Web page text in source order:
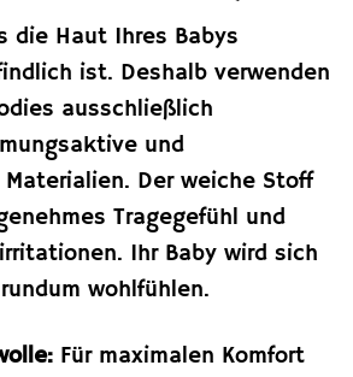
die Haut Ihres Babys
ist. Deshalb verwenden
ausschließlich
und
Der weiche Stoff
Tragegefühl und
Ihr Baby wird sich
wohlfühlen.
Für maximalen Komfort